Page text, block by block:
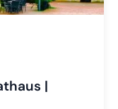
wechseln
wechseln
wechseln
wechseln
wechseln
wechseln
|